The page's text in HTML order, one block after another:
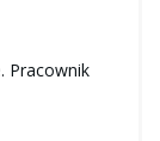
Pracownik